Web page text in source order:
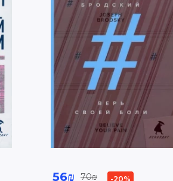
56₪ 70₪ -20%